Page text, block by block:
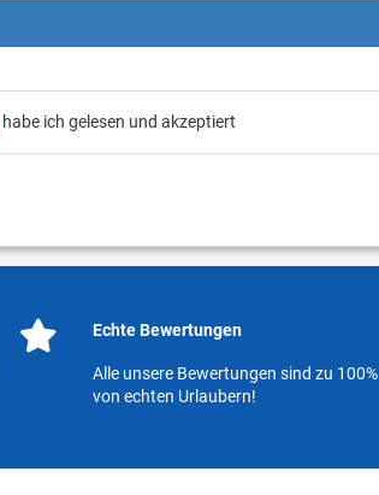
habe ich gelesen und akzeptiert
Echte Bewertungen
Alle unsere Bewertungen sind zu 100%
von echten Urlaubern!